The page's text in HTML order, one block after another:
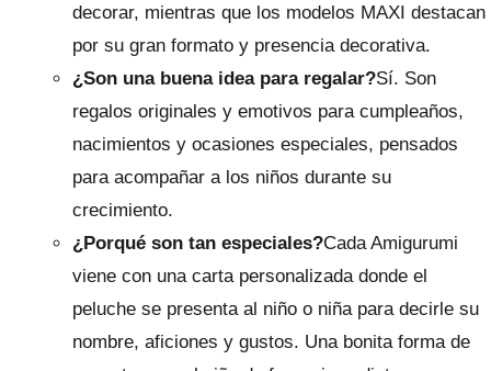
decorar, mientras que los modelos MAXI destacan
por su gran formato y presencia decorativa.
¿Son una buena idea para regalar?Sí. Son
regalos originales y emotivos para cumpleaños,
nacimientos y ocasiones especiales, pensados
para acompañar a los niños durante su
crecimiento.
¿Porqué son tan especiales?Cada Amigurumi
viene con una carta personalizada donde el
peluche se presenta al niño o niña para decirle su
nombre, aficiones y gustos. Una bonita forma de